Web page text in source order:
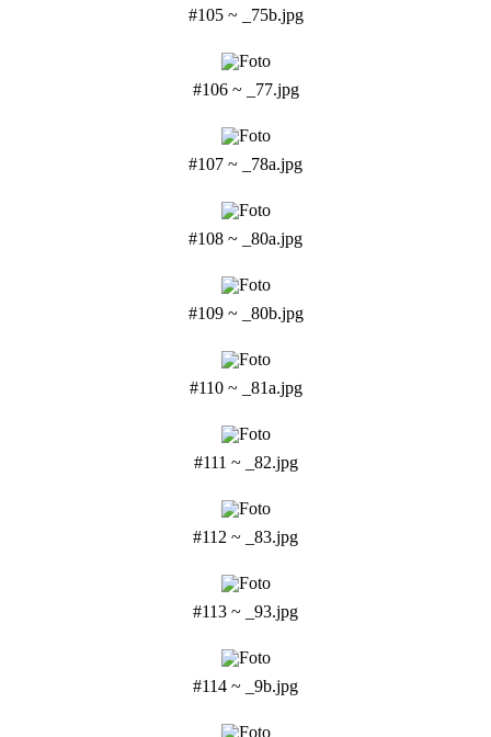
#105 ~ _75b.jpg
#106 ~ _77.jpg
#107 ~ _78a.jpg
#108 ~ _80a.jpg
#109 ~ _80b.jpg
#110 ~ _81a.jpg
#111 ~ _82.jpg
#112 ~ _83.jpg
#113 ~ _93.jpg
#114 ~ _9b.jpg